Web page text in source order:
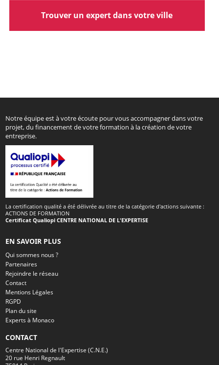
Trouver un expert dans votre ville
Notre équipe est à votre écoute pour vous accompagner dans votre
projet, du financement de votre formation à la création de votre
entreprise.
La certification qualité a été délivrée au titre de la catégorie d'actions suivante :
ACTIONS DE FORMATION
Certificat Qualiopi CENTRE NATIONAL DE L'EXPERTISE
EN SAVOIR PLUS
Qui sommes nous ?
Partenaires
Rejoindre le réseau
Contact
Mentions Légales
RGPD
Plan du site
Experts à Monaco
CONTACT
Centre National de l'Expertise (C.N.E.)
20 rue Henri Regnault